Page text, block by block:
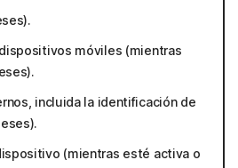
móviles (mientras
incluida la identificación de
(mientras esté activa o